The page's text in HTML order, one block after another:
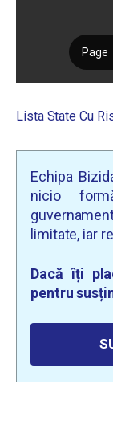
Lista State Cu
Echipa
nicio
limitate, iar
Dacă îți
pentru